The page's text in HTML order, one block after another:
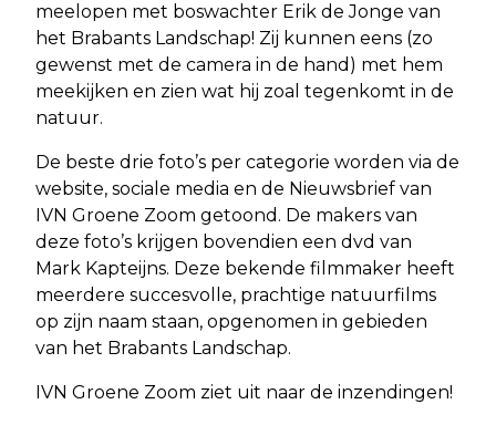
meelopen met boswachter Erik de Jonge van
het Brabants Landschap! Zij kunnen eens (zo
gewenst met de camera in de hand) met hem
meekijken en zien wat hij zoal tegenkomt in de
natuur.
De beste drie foto’s per categorie worden via de
website, sociale media en de Nieuwsbrief van
IVN Groene Zoom getoond. De makers van
deze foto’s krijgen bovendien een dvd van
Mark Kapteijns. Deze bekende filmmaker heeft
meerdere succesvolle, prachtige natuurfilms
op zijn naam staan, opgenomen in gebieden
van het Brabants Landschap.
IVN Groene Zoom ziet uit naar de inzendingen!